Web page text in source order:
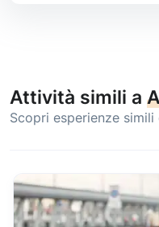
Attività simili a
Scopri esperienze simili